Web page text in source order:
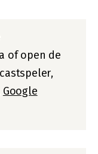
of open de
Google